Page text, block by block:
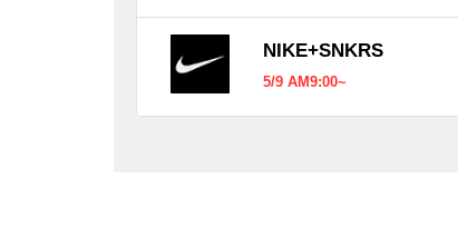
NIKE+SNKRS
5/9 AM9:00~